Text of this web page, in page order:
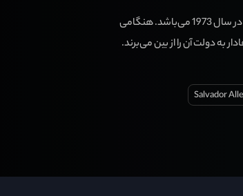
مستند The Battle of Chile: Part II روایتگر جریان کودتای شیلی در سال 1973 می‌باشد. هنگامی
نیروهای وفادار به دولت آن را از بین می‌برند.
Salvador